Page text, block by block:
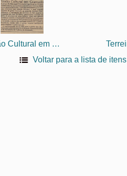
Verão Cultural em Gramado
Voltar para a lista de itens